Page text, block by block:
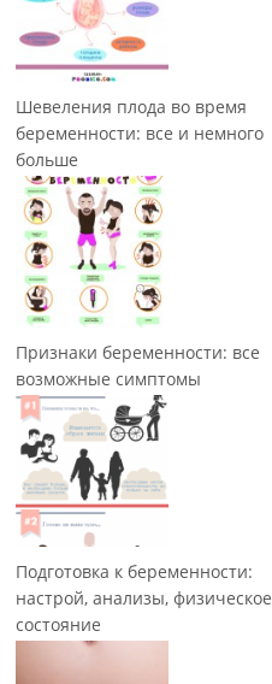
Шевеления плода во время
беременности: все и немного
больше
Признаки беременности: все
возможные симптомы
Подготовка к беременности:
настрой, анализы, физическое
состояние